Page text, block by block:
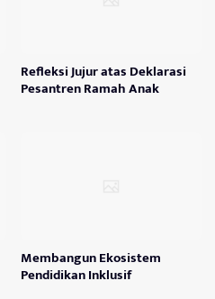
Refleksi Jujur atas Deklarasi
Pesantren Ramah Anak
Membangun Ekosistem
Pendidikan Inklusif